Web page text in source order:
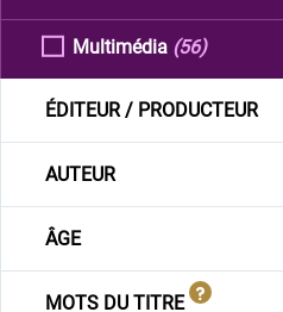
Multimédia (56)
ÉDITEUR / PRODUCTEUR
AUTEUR
ÂGE
MOTS DU TITRE